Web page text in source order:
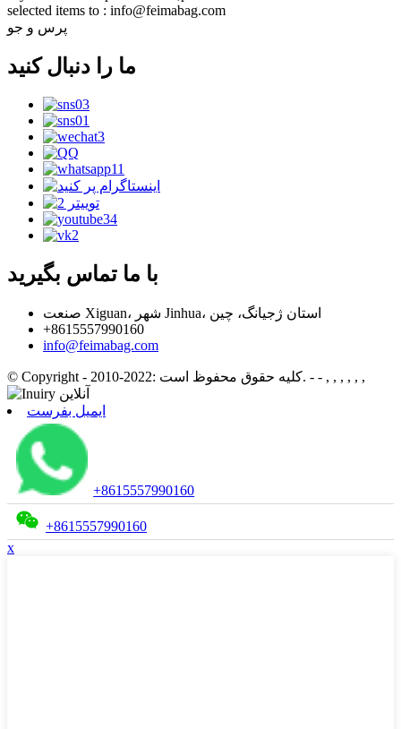
selected items to : info@feimabag.com
پرس و جو
ما را دنبال کنید
با ما تماس بگیرید
صنعت Xiguan، شهر Jinhua، استان ژجیانگ، چین
+8615557990160
info@feimabag.com
© Copyright - 2010-2022: کلیه حقوق محفوظ است. - - , , , , , ,
ایمیل بفرست
+8615557990160
+8615557990160
x